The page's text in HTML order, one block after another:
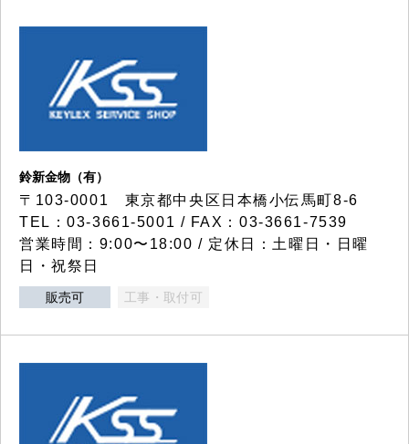
鈴新金物（有）
〒103-0001 東京都中央区日本橋小伝馬町8-6
TEL：03-3661-5001 / FAX：03-3661-7539
営業時間：9:00〜18:00 / 定休日：土曜日・日曜
日・祝祭日
販売可 工事・取付可